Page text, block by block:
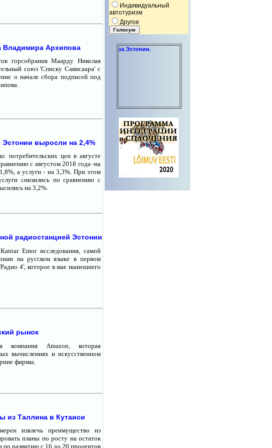
Владимира Архипова
горсобрания Маарду Николая
союз 'Списку Сависаара' с
о начале сбора подписей под
Эстонии выросли на 2,4%
потребительских цен в августе
с августом 2018 года -на
а услуги - на 3,3%. При этом
снизились по сравнению с
на 3,2%.
радиостанцией Эстонии
Emor исследования, самой
на русском языке в первом
4', которое в мае нынешнего
рынок
компания Amazon, которая
вычислениях и искусственном
фирмы.
из Таллина в Кутаиси
извлечь преимущество из
планы по росту на остаток
по развитию с 16 до 20 процентов
Индивидуальный
автотуризм
Другое
для некоммерческого сектора Эстонии.